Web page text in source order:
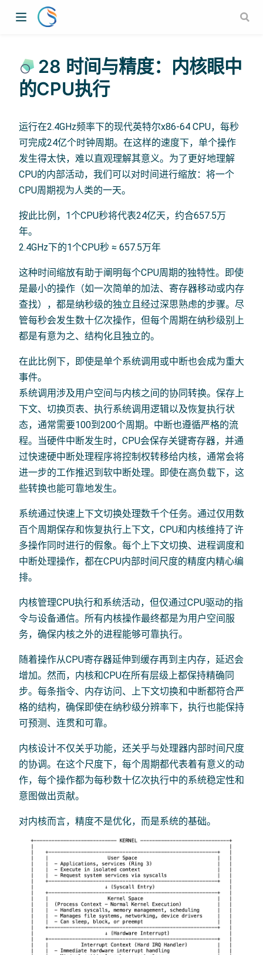
28 时间与精度：内核眼中
的CPU执行
运行在2.4GHz频率下的现代英特尔x86-64 CPU，每秒
可完成24亿个时钟周期。在这样的速度下，单个操作
发生得太快，难以直观理解其意义。为了更好地理解
CPU的内部活动，我们可以对时间进行缩放：将一个
CPU周期视为人类的一天。
按此比例，1个CPU秒将代表24亿天，约合657.5万
年。
2.4GHz下的1个CPU秒 ≈ 657.5万年
这种时间缩放有助于阐明每个CPU周期的独特性。即使
是最小的操作（如一次简单的加法、寄存器移动或内存
查找），都是纳秒级的独立且经过深思熟虑的步骤。尽
管每秒会发生数十亿次操作，但每个周期在纳秒级别上
都是有意为之、结构化且独立的。
在此比例下，即使是单个系统调用或中断也会成为重大
事件。
系统调用涉及用户空间与内核之间的协同转换。保存上
下文、切换页表、执行系统调用逻辑以及恢复执行状
态，通常需要100到200个周期。中断也遵循严格的流
程。当硬件中断发生时，CPU会保存关键寄存器，并通
过快速硬中断处理程序将控制权转移给内核，通常会将
进一步的工作推迟到软中断处理。即使在高负载下，这
些转换也能可靠地发生。
系统通过快速上下文切换处理数千个任务。通过仅用数
百个周期保存和恢复执行上下文，CPU和内核维持了许
多操作同时进行的假象。每个上下文切换、进程调度和
中断处理操作，都在CPU内部时间尺度的精度内精心编
排。
内核管理CPU执行和系统活动，但仅通过CPU驱动的指
令与设备通信。所有内核操作最终都是为用户空间服
务，确保内核之外的进程能够可靠执行。
随着操作从CPU寄存器延伸到缓存再到主内存，延迟会
增加。然而，内核和CPU在所有层级上都保持精确同
步。每条指令、内存访问、上下文切换和中断都符合严
格的结构，确保即使在纳秒级分辨率下，执行也能保持
可预测、连贯和可靠。
内核设计不仅关乎功能，还关乎与处理器内部时间尺度
的协调。在这个尺度下，每个周期都代表着有意义的动
作，每个操作都为每秒数十亿次执行中的系统稳定性和
意图做出贡献。
对内核而言，精度不是优化，而是系统的基础。